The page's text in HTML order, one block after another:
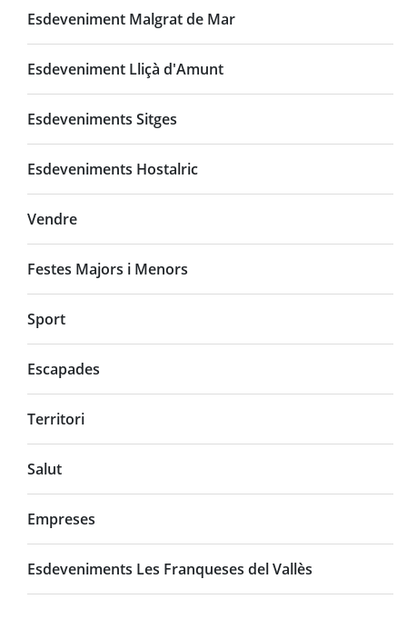
Esdeveniment Malgrat de Mar
Esdeveniment Lliçà d'Amunt
Esdeveniments Sitges
Esdeveniments Hostalric
Vendre
Festes Majors i Menors
Sport
Escapades
Territori
Salut
Empreses
Esdeveniments Les Franqueses del Vallès